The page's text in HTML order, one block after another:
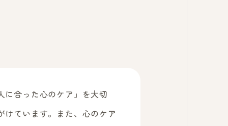
に合った心のケア」を大切
けています。また、心のケア